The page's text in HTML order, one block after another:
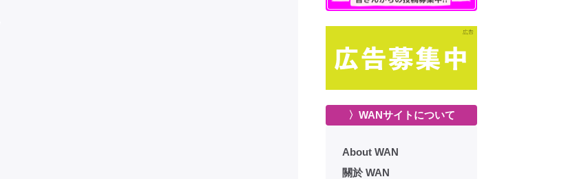
〉WANサイトについて
About WAN
關於 WAN